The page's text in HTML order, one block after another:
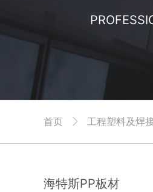
首页  工程塑料及焊
海特斯PP板材